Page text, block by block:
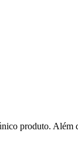
produto.